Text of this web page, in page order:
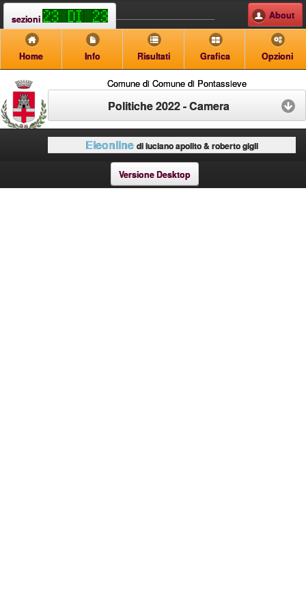
sezioni About
Home Info Risultati Grafica Opzioni
Comune di Comune di Pontassieve
Politiche 2022 - Camera
Eleonline di luciano apolito & roberto gigli
Versione Desktop